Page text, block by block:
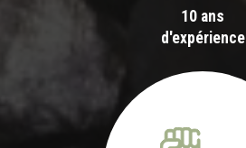
10 ans
d'expérience